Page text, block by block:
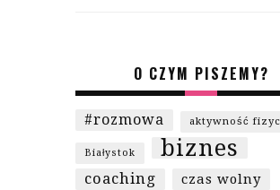
O CZYM PISZEMY?
#rozmowa aktywność
Białystok biznes
coaching czas wolny